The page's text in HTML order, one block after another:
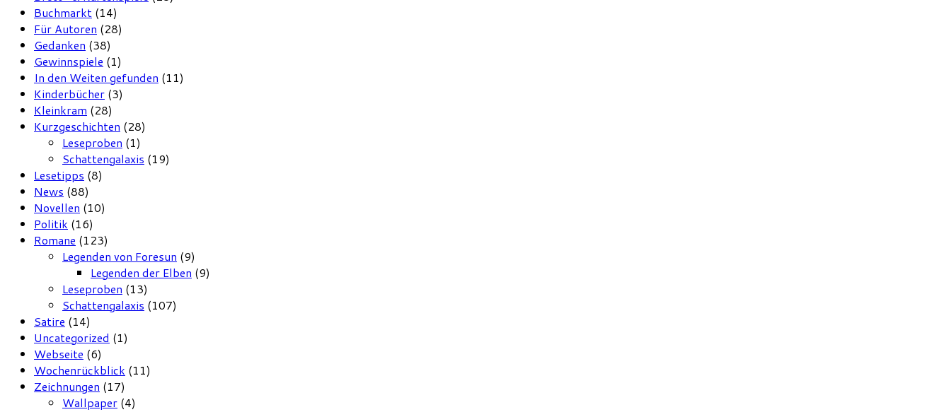
Buchmarkt (14)
Für Autoren (28)
Gedanken (38)
Gewinnspiele (1)
In den Weiten gefunden (11)
Kinderbücher (3)
Kleinkram (28)
Kurzgeschichten (28)
Leseproben (1)
Schattengalaxis (19)
Lesetipps (8)
News (88)
Novellen (10)
Politik (16)
Romane (123)
Legenden von Foresun (9)
Legenden der Elben (9)
Leseproben (13)
Schattengalaxis (107)
Satire (14)
Uncategorized (1)
Webseite (6)
Wochenrückblick (11)
Zeichnungen (17)
Wallpaper (4)